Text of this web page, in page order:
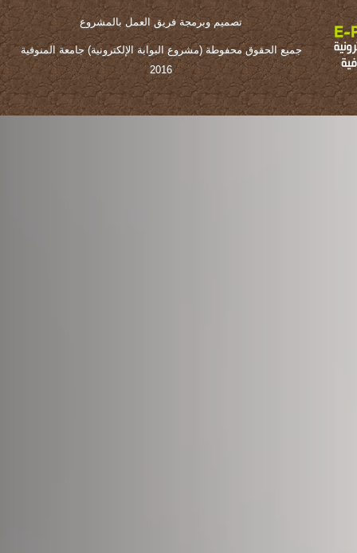
تصميم وبرمجة فريق العمل بالمشروع
جميع الحقوق محفوطة (مشروع البوابة الإلكترونية) جامعة المنوفية
2016